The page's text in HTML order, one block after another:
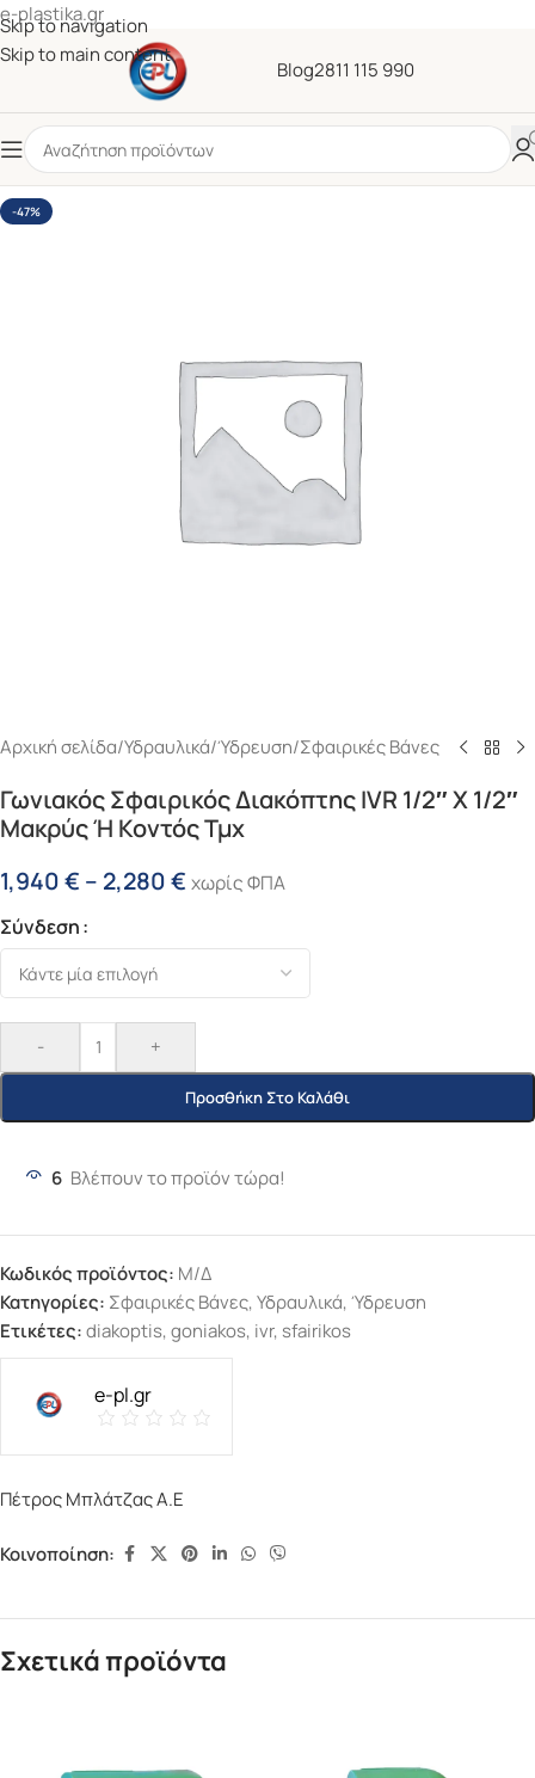
e-plastika.gr
Skip to navigation
Skip to main content
Blog2811 115 990
-47%
Αρχική σελίδα/Υδραυλικά/Ύδρευση/Σφαιρικές Βάνες
Γωνιακός Σφαιρικός Διακόπτης IVR 1/2″ Χ 1/2″
Μακρύς Ή Κοντός Τμχ
1,940€ – 2,280€ χωρίς ΦΠΑ
Σύνδεση
- +
Προσθήκη Στο Καλάθι
6 Βλέπουν το προϊόν τώρα!
Κωδικός προϊόντος: Μ/Δ
Κατηγορίες: Σφαιρικές Βάνες,Υδραυλικά,Ύδρευση
Ετικέτες:diakoptis,goniakos, ivr, sfairikos
e-pl.gr
Πέτρος Μπλάτζας Α.Ε
Κοινοποίηση:
Σχετικά προϊόντα